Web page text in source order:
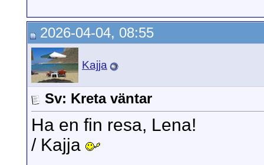
2026-04-04, 08:55
Kajja
Sv: Kreta väntar
Ha en fin resa, Lena!
/ Kajja